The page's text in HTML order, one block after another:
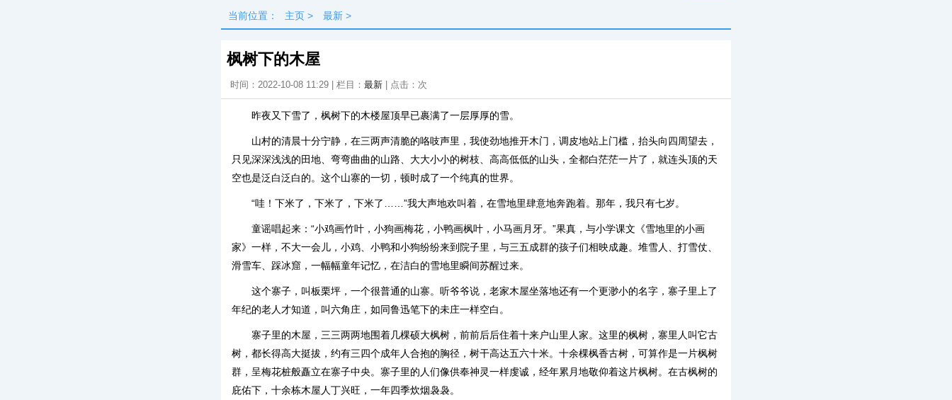
当前位置： 主页 > 最新 >
枫树下的木屋
时间：2022-10-08 11:29 | 栏目： 最新 | 点击： 次
昨夜又下雪了，枫树下的木楼屋顶早已裹满了一层厚厚的雪。
山村的清晨十分宁静，在三两声清脆的咯吱声里，我使劲地推开木门，调皮地站上门槛，抬头向四周望去，
只见深深浅浅的田地、弯弯曲曲的山路、大大小小的树枝、高高低低的山头，全都白茫茫一片了，就连头顶的天
空也是泛白泛白的。这个山寨的一切，顿时成了一个纯真的世界。
“哇！下米了，下米了，下米了……”我大声地欢叫着，在雪地里肆意地奔跑着。那年，我只有七岁。
童谣唱起来：“小鸡画竹叶，小狗画梅花，小鸭画枫叶，小马画月牙。”果真，与小学课文《雪地里的小画
家》一样，不大一会儿，小鸡、小鸭和小狗纷纷来到院子里，与三五成群的孩子们相映成趣。堆雪人、打雪仗、
滑雪车、踩冰窟，一幅幅童年记忆，在洁白的雪地里瞬间苏醒过来。
这个寨子，叫板栗坪，一个很普通的山寨。听爷爷说，老家木屋坐落地还有一个更渺小的名字，寨子里上了
年纪的老人才知道，叫六角庄，如同鲁迅笔下的未庄一样空白。
寨子里的木屋，三三两两地围着几棵硕大枫树，前前后后住着十来户山里人家。这里的枫树，寨里人叫它古
树，都长得高大挺拔，约有三四个成年人合抱的胸径，树干高达五六十米。十余棵枫香古树，可算作是一片枫树
群，呈梅花桩般矗立在寨子中央。寨子里的人们像供奉神灵一样虔诚，经年累月地敬仰着这片枫树。在古枫树的
庇佑下，十余栋木屋人丁兴旺，一年四季炊烟袅袅。